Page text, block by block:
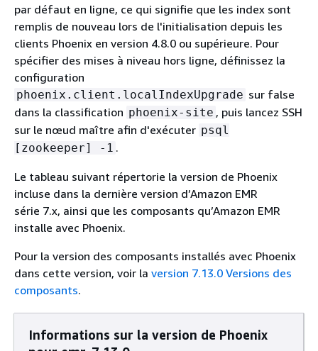
par défaut en ligne, ce qui signifie que les index sont
remplis de nouveau lors de l'initialisation depuis les
clients Phoenix en version 4.8.0 ou supérieure. Pour
spécifier des mises à niveau hors ligne, définissez la
configuration
phoenix.client.localIndexUpgrade sur false
dans la classification phoenix-site , puis lancez SSH
sur le nœud maître afin d'exécuter psql
[zookeeper] -1 .
Le tableau suivant répertorie la version de Phoenix
incluse dans la dernière version d’Amazon EMR
série 7.x, ainsi que les composants qu’Amazon EMR
installe avec Phoenix.
Pour la version des composants installés avec Phoenix
dans cette version, voir la version 7.13.0 Versions des
composants.
Informations sur la version de Phoenix